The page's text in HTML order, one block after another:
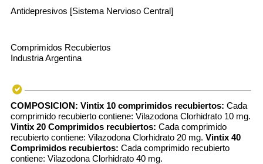
Antidepresivos [Sistema Nervioso Central]
Comprimidos Recubiertos
Industria Argentina
COMPOSICION: Vintix 10 comprimidos recubiertos: Cada
comprimido recubierto contiene: Vilazodona Clorhidrato 10 mg.
Vintix 20 Comprimidos recubiertos: Cada comprimido
recubierto contiene: Vilazodona Clorhidrato 20 mg. Vintix 40
Comprimidos recubiertos: Cada comprimido recubierto
contiene: Vilazodona Clorhidrato 40 mg.